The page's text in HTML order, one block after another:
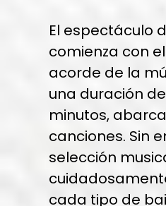
El espectáculo
comienza con
acorde de la
una duración
minutos,
canciones. Sin
selección
cada tipo de